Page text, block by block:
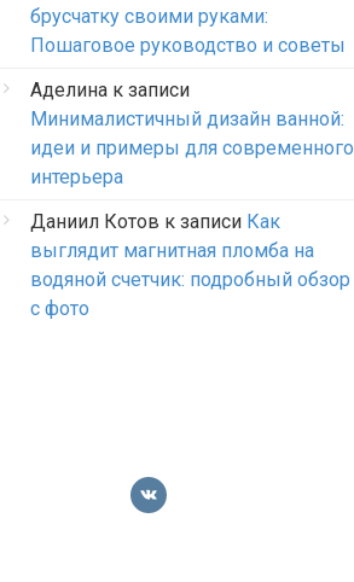
брусчатку своими руками:
Пошаговое руководство и советы
Аделина к записи
Минималистичный дизайн ванной:
идеи и примеры для современного
интерьера
Даниил Котов к записи Как
выглядит магнитная пломба на
водяной счетчик: подробный обзор
с фото